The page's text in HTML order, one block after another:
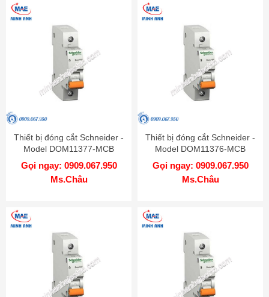
Thiết bị đóng cắt Schneider -
Model DOM11377-MCB
Gọi ngay: 0909.067.950
Ms.Châu
Thiết bị đóng cắt Schneider -
Model DOM11376-MCB
Gọi ngay: 0909.067.950
Ms.Châu